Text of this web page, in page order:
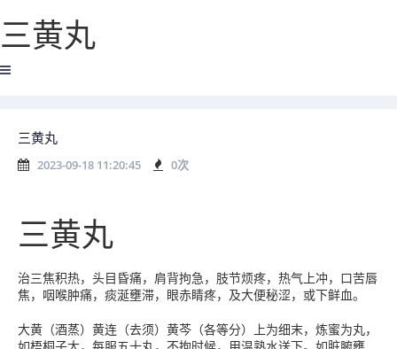
三黄丸
三黄丸
2023-09-18 11:20:45 0次
三黄丸
治三焦积热，头目昏痛，肩背拘急，肢节烦疼，热气上冲，口苦唇
焦，咽喉肿痛，痰涎壅滞，眼赤睛疼，及大便秘涩，或下鲜血。
大黄（酒蒸）黄连（去须）黄芩（各等分）上为细末，炼蜜为丸，